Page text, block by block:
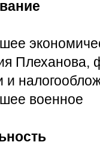
Плеханова,
и
военное